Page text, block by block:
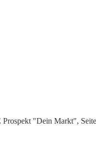
Prospekt "Dein Markt",